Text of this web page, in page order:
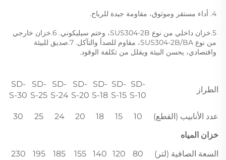
4. أداء مستقر وموثوق، مقاومة جيدة للرياح.
واقتصادي، يحسن البيئة ويقلل من تكلفة الوقود.
الطراز
SD-
S-10
SD-
S-15
SD-
S-18
SD-
S-20
SD-
S-24
SD-
S-25
SD-
S-30
عدد الأنابيب (القطع) 10
15
18
20
24
25
30
خزان المياه
السعة الصافية (لتر)
80
120
140
155
185
195
230